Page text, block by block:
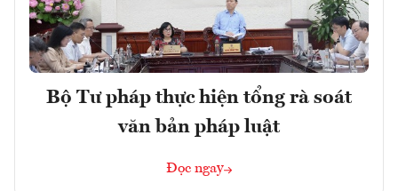
Bộ Tư pháp thực hiện tổng rà soát
văn bản pháp luật
Đọc ngay